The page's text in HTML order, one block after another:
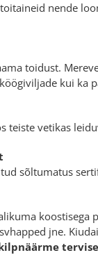
nende
toidust.
kui ka
vetikas
sõltumatus
jne.